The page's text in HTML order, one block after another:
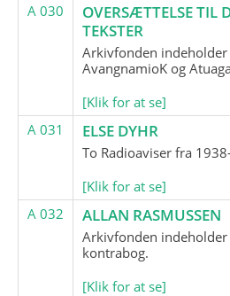
A 030
OVERSÆTTELSE TIL
TEKSTER
Arkivfonden
AvangnamioK og
[Klik for at se]
A 031
ELSE DYHR
To Radioaviser fra
[Klik for at se]
A 032
ALLAN RASMUSSEN
Arkivfonden
kontrabog.
[Klik for at se]